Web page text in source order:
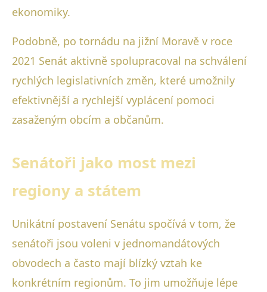
ekonomiky.
Podobně, po tornádu na jižní Moravě v roce
2021 Senát aktivně spolupracoval na schválení
rychlých legislativních změn, které umožnily
efektivnější a rychlejší vyplácení pomoci
zasaženým obcím a občanům.
Senátoři jako most mezi
regiony a státem
Unikátní postavení Senátu spočívá v tom, že
senátoři jsou voleni v jednomandátových
obvodech a často mají blízký vztah ke
konkrétním regionům. To jim umožňuje lépe